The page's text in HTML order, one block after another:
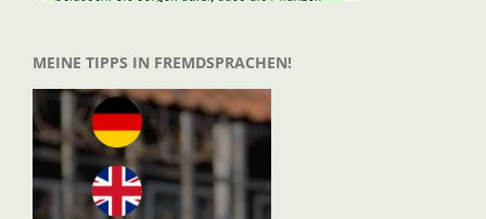
MEINE TIPPS IN FREMDSPRACHEN!